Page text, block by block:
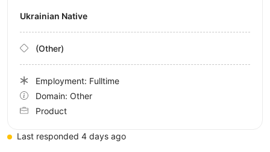
Ukrainian Native
(Other)
Employment: Fulltime
Domain: Other
Product
Last responded 4 days ago